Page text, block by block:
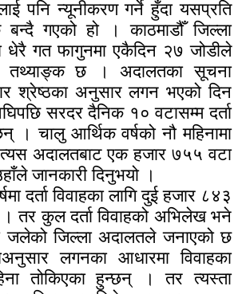
पनि न्यूनीकरण गर्ने हुँदा यसप्रति
बन्दै गएको हो । काठमाडौँ जिल्ला
धेरै गत फागुनमा एकैदिन २७ जोडीले
तथ्याङ्क छ । अदालतका सूचना
श्रेष्ठका अनुसार लगन भएको दिन
सरदर दैनिक १० वटासम्म दर्ता
। चालु आर्थिक वर्षको नौ महिनामा
अदालतबाट एक हजार ७५५ वटा
जानकारी दिनुभयो ।
दर्ता विवाहका लागि दुई हजार ८४३
तर कुल दर्ता विवाहको अभिलेख भने
जलेको जिल्ला अदालतले जनाएको छ
लगनका आधारमा विवाहका
तोकिएका हुन्छन् । तर त्यस्ता